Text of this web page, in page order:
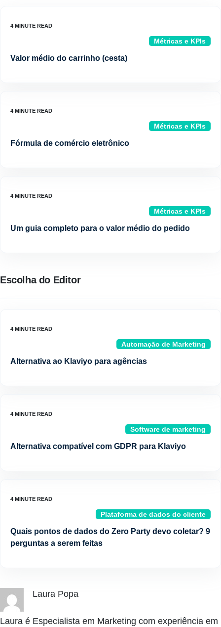
Métricas e KPIs
Valor médio do carrinho (cesta)
Métricas e KPIs
Fórmula de comércio eletrônico
Métricas e KPIs
Um guia completo para o valor médio do pedido
Escolha do Editor
Automação de Marketing
Alternativa ao Klaviyo para agências
Software de marketing
Alternativa compatível com GDPR para Klaviyo
Plataforma de dados do cliente
Quais pontos de dados do Zero Party devo coletar? 9
perguntas a serem feitas
Laura Popa
Laura é Especialista em Marketing com experiência em